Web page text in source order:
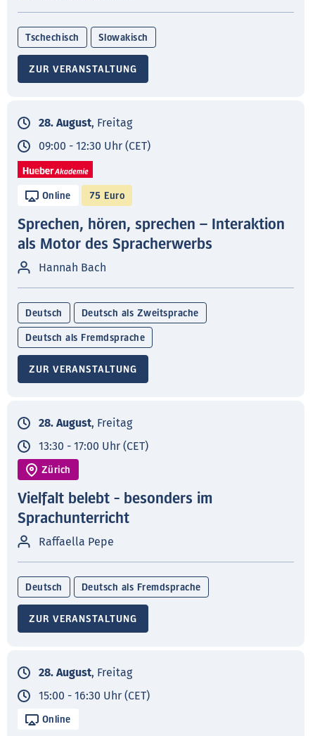
Tschechisch Slowakisch
ZUR VERANSTALTUNG
28. August, Freitag
09:00 - 12:30 Uhr (CET)
Online 75 Euro
Sprechen, hören, sprechen – Interaktion
als Motor des Spracherwerbs
Hannah Bach
Deutsch Deutsch als Zweitsprache
Deutsch als Fremdsprache
ZUR VERANSTALTUNG
28. August, Freitag
13:30 - 17:00 Uhr (CET)
Zürich
Vielfalt belebt - besonders im
Sprachunterricht
Raffaella Pepe
Deutsch Deutsch als Fremdsprache
ZUR VERANSTALTUNG
28. August, Freitag
15:00 - 16:30 Uhr (CET)
Online